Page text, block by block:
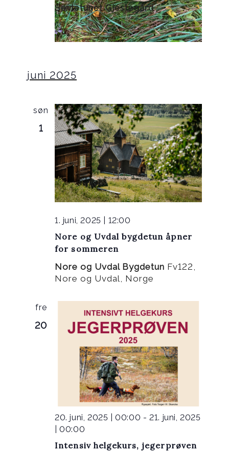
Sevletunet Gjestegård
juni 2025
søn
1
Nore og Uvdal bygdetun åpner
for sommeren
1. juni, 2025 | 12:00
Nore og Uvdal Bygdetun Fv122,
Nore og Uvdal, Norge
fre
20
Intensiv helgekurs, jegerprøven
20. juni, 2025 | 00:00 -21. juni, 2025
| 00:00